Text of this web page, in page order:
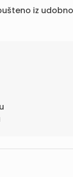
iz